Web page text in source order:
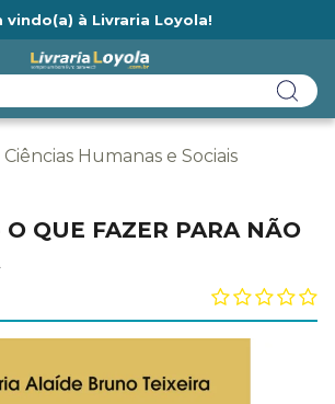
vindo(a) à Livraria Loyola!
Ciências Humanas e Sociais
QUE FAZER PARA NÃO